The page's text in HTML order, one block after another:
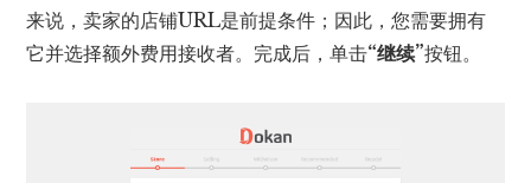
来说，卖家的店铺URL是前提条件；因此，您需要拥有
它并选择额外费用接收者。完成后，单击“继续”按钮。